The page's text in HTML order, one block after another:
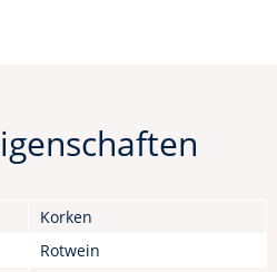
Korken
Rotwein